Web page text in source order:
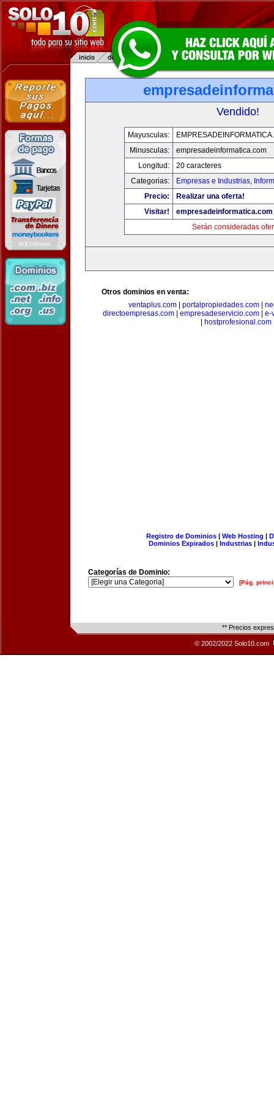
Vendido!
Mayusculas:
Minusculas:
empresadeinformatica.com
Longitud:
20 caracteres
Categorias:
Empresas e Industrias,
Precio:
Realizar una oferta!
Visitar!
empresadeinformatica.com
Serán consideradas
Otros dominios en venta:
ventaplus.com
portalpropiedades.com
directoempresas.com
empresadeservicio.com
e-
hostprofesional.com
Registro de Dominios| Web Hosting |
Dominios Expirados | Industrias |
Categorías de Dominio:
[Pág.
** Precios
© 2002/2022 Solo10.com